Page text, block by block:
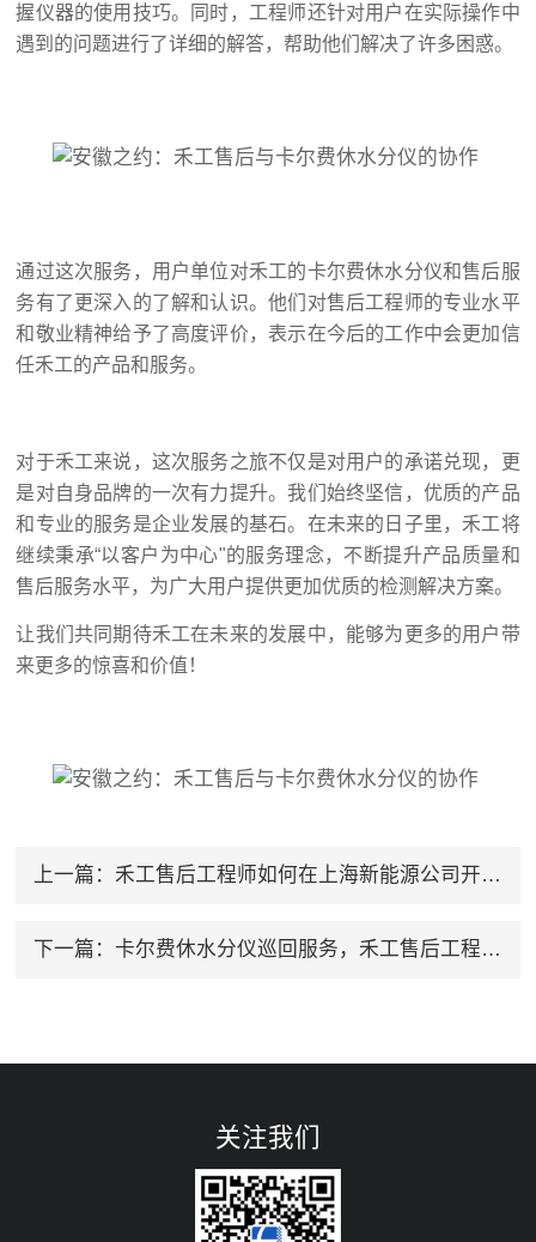
握仪器的使用技巧。同时，工程师还针对用户在实际操作中
遇到的问题进行了详细的解答，帮助他们解决了许多困惑。
通过这次服务，用户单位对禾工的卡尔费休水分仪和售后服
务有了更深入的了解和认识。他们对售后工程师的专业水平
和敬业精神给予了高度评价，表示在今后的工作中会更加信
任禾工的产品和服务。
对于禾工来说，这次服务之旅不仅是对用户的承诺兑现，更
是对自身品牌的一次有力提升。我们始终坚信，优质的产品
和专业的服务是企业发展的基石。在未来的日子里，禾工将
继续秉承“以客户为中心"的服务理念，不断提升产品质量和
售后服务水平，为广大用户提供更加优质的检测解决方案。
让我们共同期待禾工在未来的发展中，能够为更多的用户带
来更多的惊喜和价值！
上一篇： 禾工售后工程师如何在上海新能源公司开展巡回服务？
下一篇： 卡尔费休水分仪巡回服务，禾工售后工程师在做什么？
关注我们